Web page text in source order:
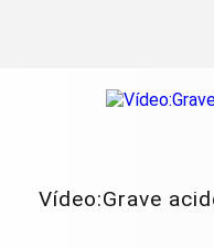
Vídeo:Grave